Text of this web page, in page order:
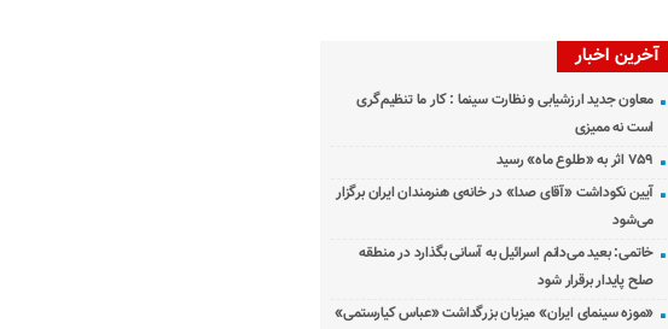
آخرین اخبار
معاون جدید ارزشیابی و نظارت سینما : کار ما تنظیم‌گری
است نه ممیزی
۷۵۹ اثر به «طلوع ماه» رسید
آیین نکوداشت «آقای صدا» در خانه‌ی هنرمندان ایران برگزار
می‌شود
خاتمی: بعید می‌دانم اسرائیل به آسانی بگذارد در منطقه
صلح پایدار برقرار شود
«موزه سینمای ایران» میزبان بزرگداشت «عباس کیارستمی»